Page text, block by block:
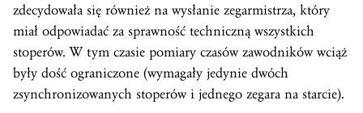
zdecydowała się również na wysłanie zegarmistrza, który
miał odpowiadać za sprawność techniczną wszystkich
stoperów. W tym czasie pomiary czasów zawodników wciąż
były dość ograniczone (wymagały jedynie dwóch
zsynchronizowanych stoperów i jednego zegara na starcie).